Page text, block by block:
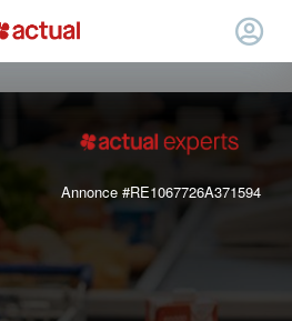
Annonce #RE1067726A371594